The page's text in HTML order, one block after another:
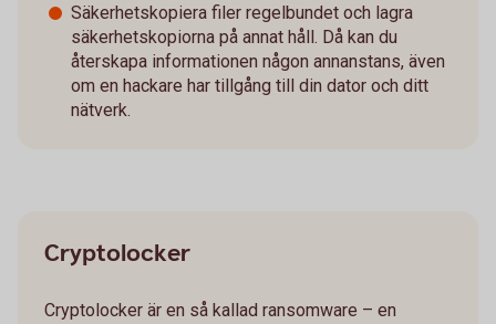
Säkerhetskopiera filer regelbundet och lagra
säkerhetskopiorna på annat håll. Då kan du
återskapa informationen någon annanstans, även
om en hackare har tillgång till din dator och ditt
nätverk.
Cryptolocker
Cryptolocker är en så kallad ransomware – en